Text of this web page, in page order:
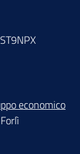
economico